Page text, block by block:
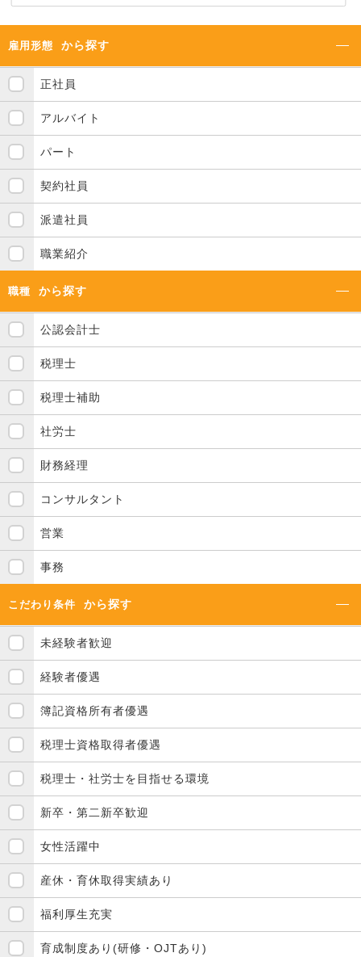
雇用形態 から探す
正社員
アルバイト
パート
契約社員
派遣社員
職業紹介
職種 から探す
公認会計士
税理士
税理士補助
社労士
財務経理
コンサルタント
営業
事務
こだわり条件 から探す
未経験者歓迎
経験者優遇
簿記資格所有者優遇
税理士資格取得者優遇
税理士・社労士を目指せる環境
新卒・第二新卒歓迎
女性活躍中
産休・育休取得実績あり
福利厚生充実
育成制度あり(研修・OJTあり)